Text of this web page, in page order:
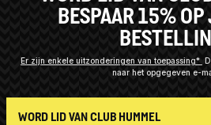
BESPAAR 15% OP
Er zijn enkele uitzonderingen van toepassing*
naar het opgegeven e-
WORD LID VAN CLUB HUMMEL